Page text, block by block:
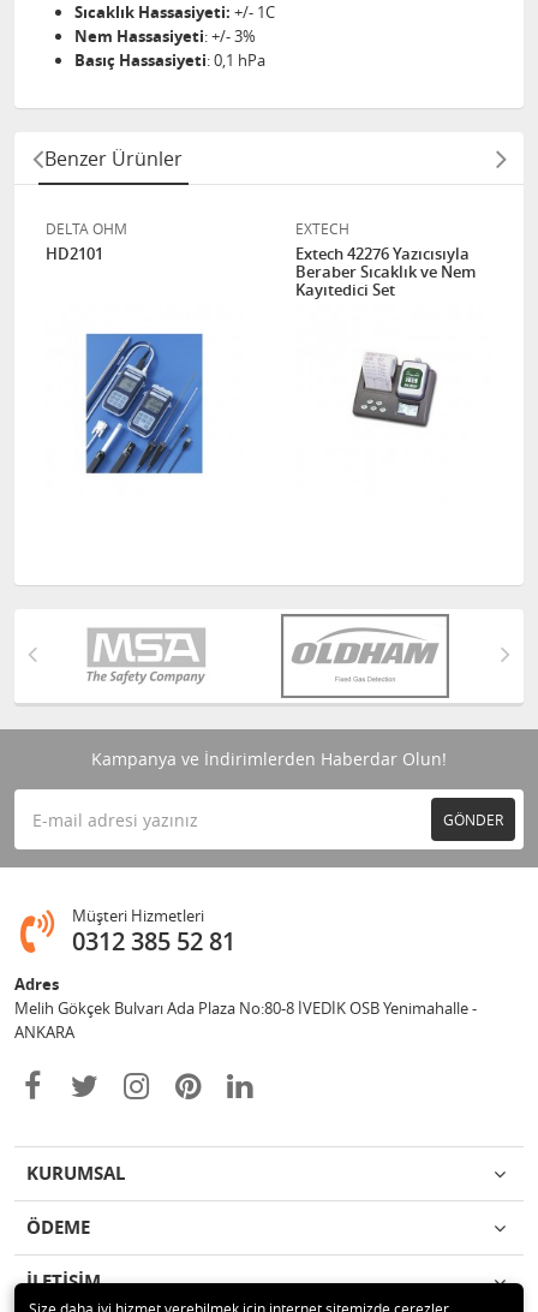
Sıcaklık Hassasiyeti: +/- 1C
Nem Hassasiyeti: +/- 3%
Basıç Hassasiyeti: 0,1 hPa
Benzer Ürünler
DELTA OHM
HD2101
EXTECH
Extech 42276 Yazıcısıyla
Beraber Sıcaklık ve Nem
Kayıtedici Set
Kampanya ve İndirimlerden Haberdar Olun!
GÖNDER
Müşteri Hizmetleri
0312 385 52 81
Adres
Melih Gökçek Bulvarı Ada Plaza No:80-8 İVEDİK OSB Yenimahalle -
ANKARA
KURUMSAL
ÖDEME
İLETİŞİM